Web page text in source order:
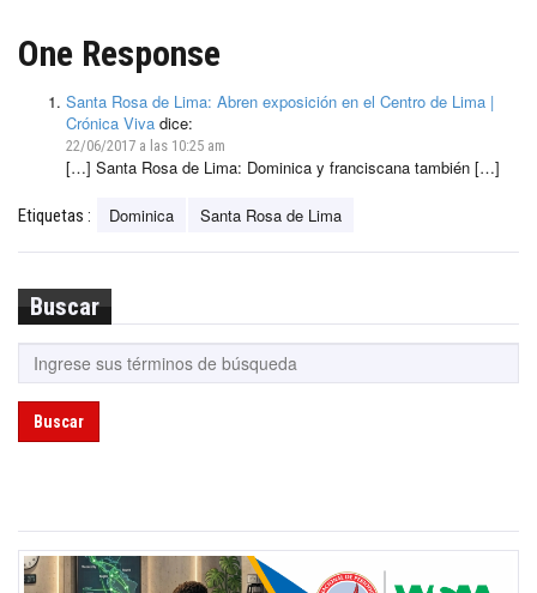
One Response
Santa Rosa de Lima: Abren exposición en el Centro de Lima |
Crónica Viva dice:
22/06/2017 a las 10:25 am
[…] Santa Rosa de Lima: Dominica y franciscana también […]
Etiquetas : Dominica Santa Rosa de Lima
Buscar
Buscar